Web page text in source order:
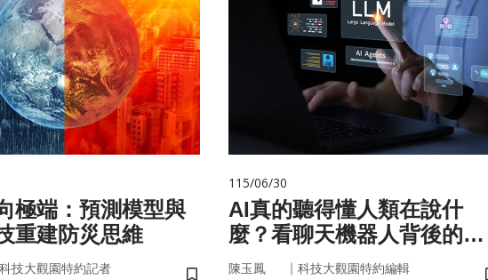
極端：預測模型與
重建防災思維
科技大觀園特約記者
115/06/30
AI真的聽得懂人類在說什
麼？看聊天機器人背後的語
言科技
陳玉鳳 ｜ 科技大觀園特約編輯